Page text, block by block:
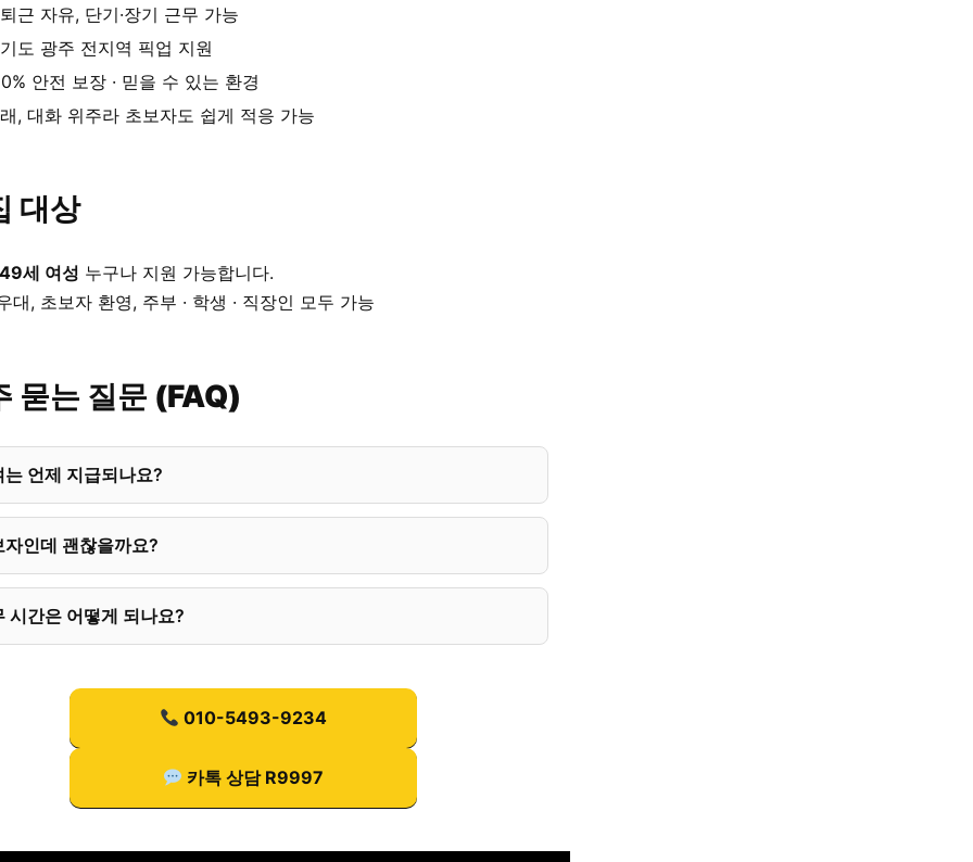
근 자유, 단기·장기 근무 가능
도 광주 전지역 픽업 지원
안전 보장 · 믿을 수 있는 환경
, 대화 위주라 초보자도 쉽게 적응 가능
대상
세 여성 누구나 지원 가능합니다.
대, 초보자 환영, 주부 · 학생 · 직장인 모두 가능
묻는 질문 (FAQ)
는 언제 지급되나요?
자인데 괜찮을까요?
시간은 어떻게 되나요?
010-5493-9234
카톡 상담 R9997